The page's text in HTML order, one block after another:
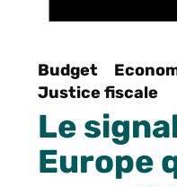
Budget
Justice fiscale
Le
Europe